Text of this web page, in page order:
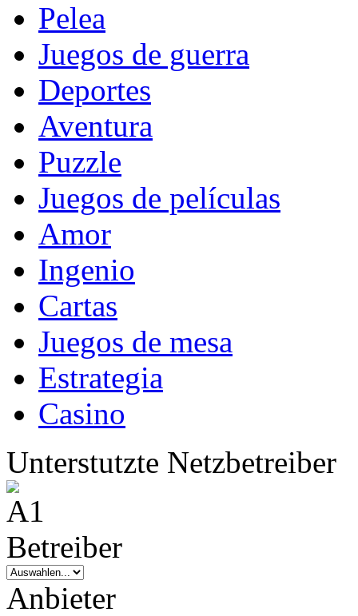
Pelea
Juegos de guerra
Deportes
Aventura
Puzzle
Juegos de películas
Amor
Ingenio
Cartas
Juegos de mesa
Estrategia
Casino
Unterstutzte Netzbetreiber
Betreiber
Anbieter